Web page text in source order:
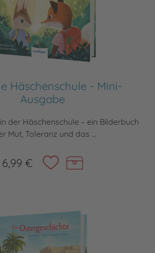
Häschenschule - Mini-
Ausgabe
der Häschenschule – ein Bilderbuch
Mut, Toleranz und das ...
6,99 €